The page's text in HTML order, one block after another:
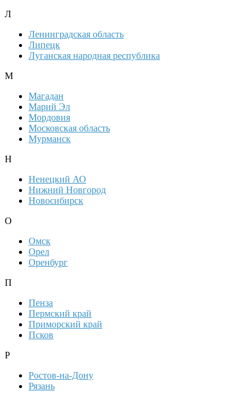
Л
Ленинградская область
Липецк
Луганская народная республика
М
Магадан
Марий Эл
Мордовия
Московская область
Мурманск
Н
Ненецкий АО
Нижний Новгород
Новосибирск
О
Омск
Орел
Оренбург
П
Пенза
Пермский край
Приморский край
Псков
Р
Ростов-на-Дону
Рязань